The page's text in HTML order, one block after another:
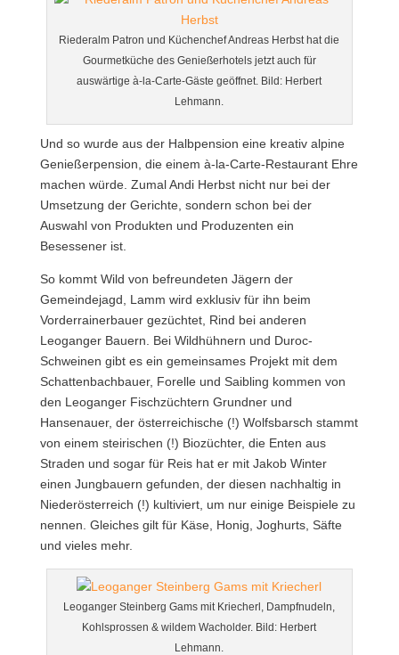
Riederalm Patron und Küchenchef Andreas Herbst hat die
Gourmetküche des Genießerhotels jetzt auch für
auswärtige à-la-Carte-Gäste geöffnet. Bild: Herbert
Lehmann.
Und so wurde aus der Halbpension eine kreativ alpine
Genießerpension, die einem à-la-Carte-Restaurant Ehre
machen würde. Zumal Andi Herbst nicht nur bei der
Umsetzung der Gerichte, sondern schon bei der
Auswahl von Produkten und Produzenten ein
Besessener ist.
So kommt Wild von befreundeten Jägern der
Gemeindejagd, Lamm wird exklusiv für ihn beim
Vorderrainerbauer gezüchtet, Rind bei anderen
Leoganger Bauern. Bei Wildhühnern und Duroc-
Schweinen gibt es ein gemeinsames Projekt mit dem
Schattenbachbauer, Forelle und Saibling kommen von
den Leoganger Fischzüchtern Grundner und
Hansenauer, der österreichische (!) Wolfsbarsch stammt
von einem steirischen (!) Biozüchter, die Enten aus
Straden und sogar für Reis hat er mit Jakob Winter
einen Jungbauern gefunden, der diesen nachhaltig in
Niederösterreich (!) kultiviert, um nur einige Beispiele zu
nennen. Gleiches gilt für Käse, Honig, Joghurts, Säfte
und vieles mehr.
Leoganger Steinberg Gams mit Kriecherl, Dampfnudeln,
Kohlsprossen & wildem Wacholder. Bild: Herbert
Lehmann.